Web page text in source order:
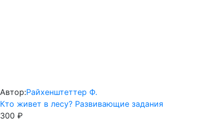
Автор:Райхенштеттер Ф.
Кто живет в лесу? Развивающие задания
300 ₽